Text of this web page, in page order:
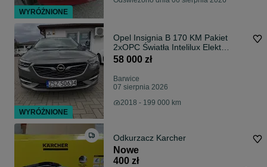
Opel Insignia B 170 KM Pakiet
2xOPC Światła Intelilux Elekt
pokrywa bag. Kamera. Key…
58 000 zł
Barwice
07 sierpnia 2026
2018 - 199 000 km
Odkurzacz Karcher
Nowe
400 zł
WYRÓŻNIONE
WYRÓŻNIONE